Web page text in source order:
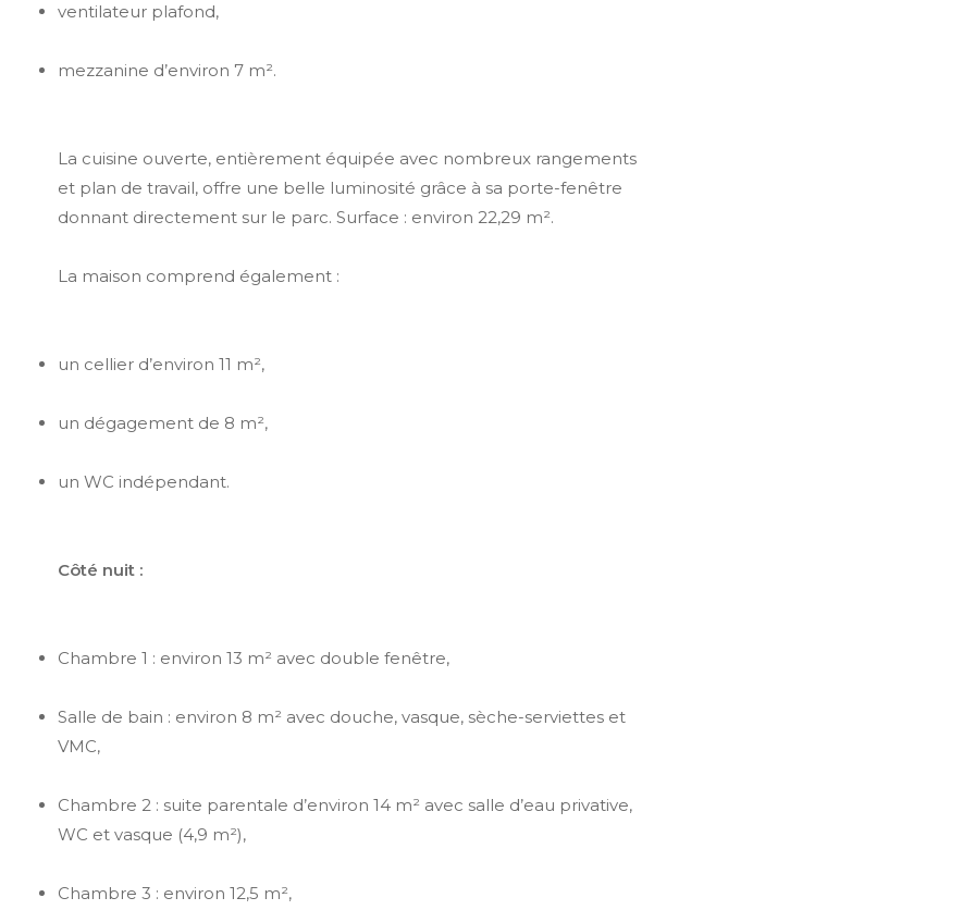
ventilateur plafond,
mezzanine d’environ 7 m².
La cuisine ouverte, entièrement équipée avec nombreux rangements
et plan de travail, offre une belle luminosité grâce à sa porte-fenêtre
donnant directement sur le parc. Surface : environ 22,29 m².
La maison comprend également :
un cellier d’environ 11 m²,
un dégagement de 8 m²,
un WC indépendant.
Côté nuit :
Chambre 1 : environ 13 m² avec double fenêtre,
Salle de bain : environ 8 m² avec douche, vasque, sèche-serviettes et
VMC,
Chambre 2 : suite parentale d’environ 14 m² avec salle d’eau privative,
WC et vasque (4,9 m²),
Chambre 3 : environ 12,5 m²,